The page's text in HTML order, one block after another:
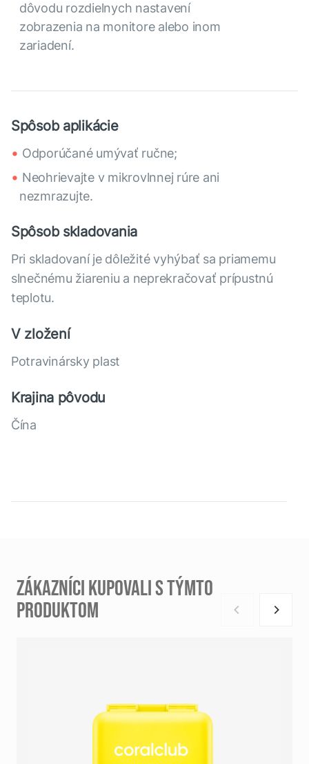
dôvodu rozdielnych nastavení
zobrazenia na monitore alebo inom
zariadení.
Spôsob aplikácie
Odporúčané umývať ručne;
Neohrievajte v mikrovlnnej rúre ani
nezmrazujte.
Spôsob skladovania
Pri skladovaní je dôležité vyhýbať sa priamemu
slnečnému žiareniu a neprekračovať prípustnú
teplotu.
V zložení
Potravinársky plast
Krajina pôvodu
Čína
ZÁKAZNÍCI KUPOVALI S TÝMTO
PRODUKTOM